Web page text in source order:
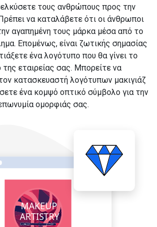
τους ανθρώπους προς την
να καταλάβετε ότι οι άνθρωποι
αγαπημένη τους μάρκα μέσα από το
Επομένως, είναι ζωτικής σημασίας
ένα λογότυπο που θα γίνει το
εταιρείας σας. Μπορείτε να
κατασκευαστή λογότυπων μακιγιάζ
ένα κομψό οπτικό σύμβολο για την
ομορφιάς σας.